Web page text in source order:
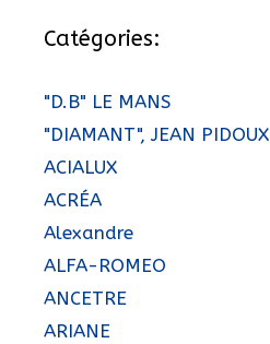
Catégories:
"D.B" LE MANS
"DIAMANT", JEAN PIDOUX
ACIALUX
ACRÉA
Alexandre
ALFA-ROMEO
ANCETRE
ARIANE